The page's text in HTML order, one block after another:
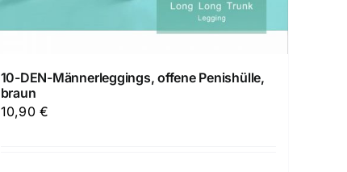
10-DEN-Männerleggings, offene Penishülle,
braun
10,90€